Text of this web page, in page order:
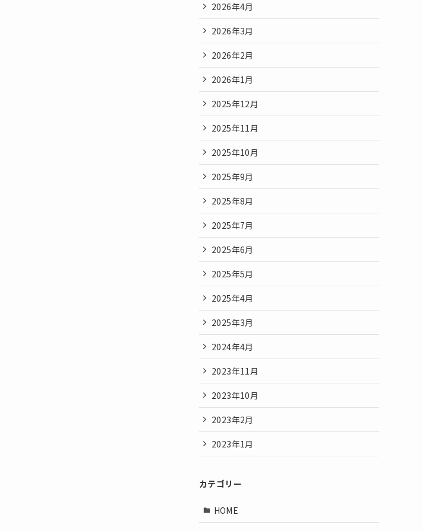
2026年4月
2026年3月
2026年2月
2026年1月
2025年12月
2025年11月
2025年10月
2025年9月
2025年8月
2025年7月
2025年6月
2025年5月
2025年4月
2025年3月
2024年4月
2023年11月
2023年10月
2023年2月
2023年1月
カテゴリー
HOME